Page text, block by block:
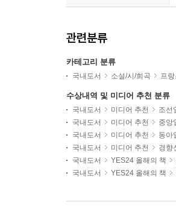
관련분류
카테고리 분류
국내도서 소설/시/희곡 프
수상내역 및 미디어 추천 분류
국내도서 미디어 추천
조선
국내도서
미디어 추천
중앙
국내도서
미디어 추천
동아
국내도서
미디어 추천
경향
국내도서
YES24 올해의 책
국내도서
YES24 올해의 책